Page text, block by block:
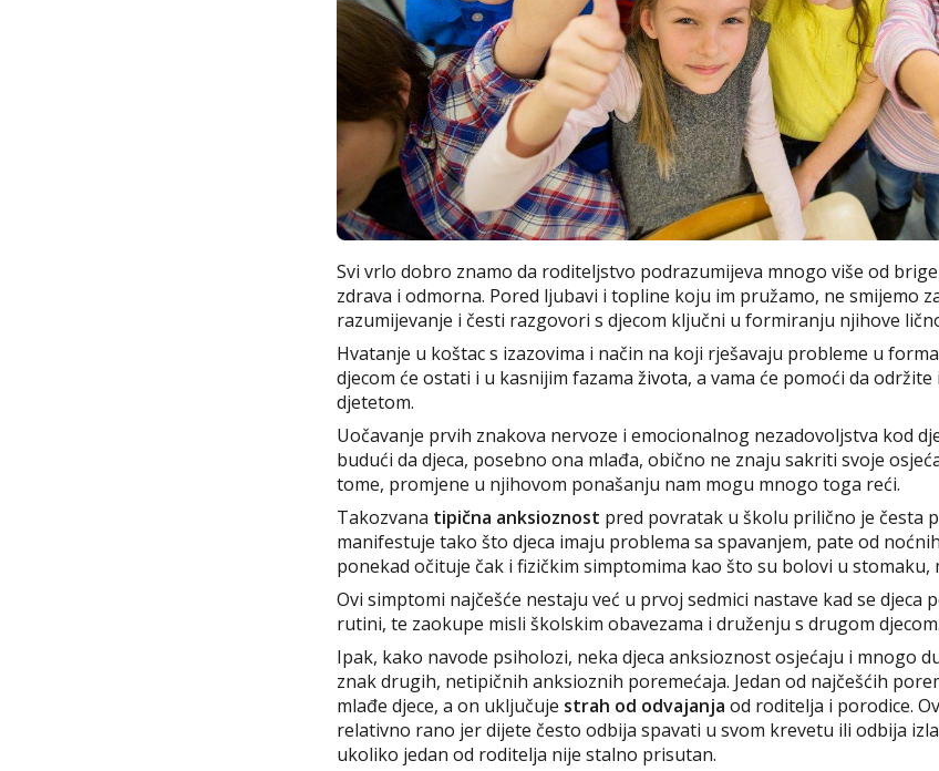
Svi vrlo dobro znamo da roditeljstvo podrazumijeva mnogo više od
zdrava i odmorna. Pored ljubavi i topline koju im pružamo, ne smijemo
razumijevanje i česti razgovori s djecom ključni u formiranju njihove
Hvatanje u koštac s izazovima i način na koji rješavaju probleme u
djecom će ostati i u kasnijim fazama života, a vama će pomoći da
djetetom.
Uočavanje prvih znakova nervoze i emocionalnog nezadovoljstva kod
budući da djeca, posebno ona mlađa, obično ne znaju sakriti svoje
tome, promjene u njihovom ponašanju nam mogu mnogo toga reći.
Takozvana tipična anksioznost pred povratak u školu prilično je česta
manifestuje tako što djeca imaju problema sa spavanjem, pate od
ponekad očituje čak i fizičkim simptomima kao što su bolovi u stomaku,
Ovi simptomi najčešće nestaju već u prvoj sedmici nastave kad se djeca
rutini, te zaokupe misli školskim obavezama i druženju s drugom djecom.
Ipak, kako navode psiholozi, neka djeca anksioznost osjećaju i mnogo
znak drugih, netipičnih anksioznih poremećaja. Jedan od najčešćih
mlađe djece, a on uključuje strah od odvajanja od roditelja i porodice.
relativno rano jer dijete često odbija spavati u svom krevetu ili odbija
ukoliko jedan od roditelja nije stalno prisutan.